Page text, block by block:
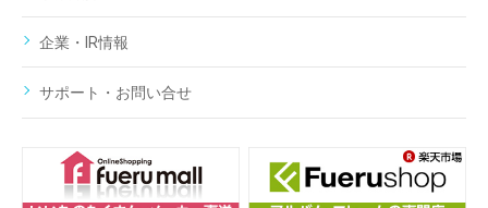
企業・IR情報
サポート・お問い合せ